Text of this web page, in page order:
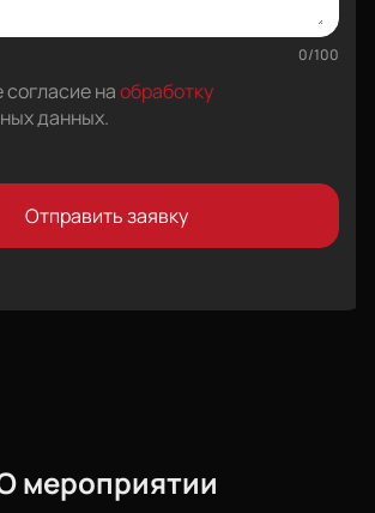
0/100
наобработку
данных.
Отправить заявку
мероприятии